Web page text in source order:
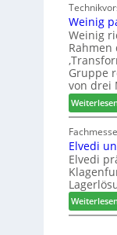
Weinig
Weinig
Rahmen
Gruppe
von drei
Elvedi
Elvedi